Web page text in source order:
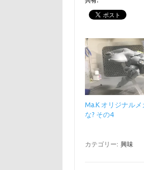
Ma.K オリジナル
な? その4
カテゴリー: 興味